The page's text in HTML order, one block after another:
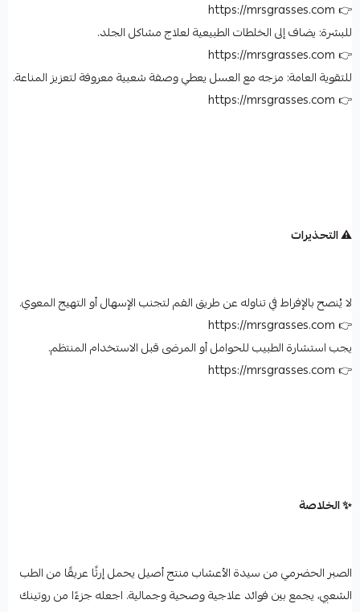
👉 https://mrsgrasses.com
للبشرة: يضاف إلى الخلطات الطبيعية لعلاج مشاكل الجلد.
👉 https://mrsgrasses.com
للتقوية العامة: مزجه مع العسل يعطي وصفة شعبية معروفة لتعزيز المناعة.
👉 https://mrsgrasses.com
⚠️ التحذيرات
لا يُنصح بالإفراط في تناوله عن طريق الفم لتجنب الإسهال أو التهيج المعوي.
👉 https://mrsgrasses.com
يجب استشارة الطبيب للحوامل أو المرضى قبل الاستخدام المنتظم.
👉 https://mrsgrasses.com
✨ الخلاصة
الصبر الحضرمي من سيدة الأعشاب منتج أصيل يحمل إرثًا عريقًا من الطب
الشعبي، يجمع بين فوائد علاجية وصحية وجمالية. اجعله جزءًا من روتينك